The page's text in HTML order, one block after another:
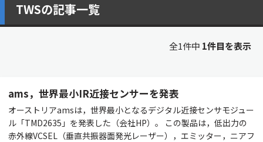
TWSの記事一覧
全1件中 1件目を表示
ams，世界最小IR近接センサーを発表
オーストリアamsは，世界最小となるデジタル近接センサモジュー
ル「TMD2635」を発表した（会社HP）。 この製品は，低出力の
赤外線VCSEL（垂直共振器面発光レーザー），エミッター，ニアフ